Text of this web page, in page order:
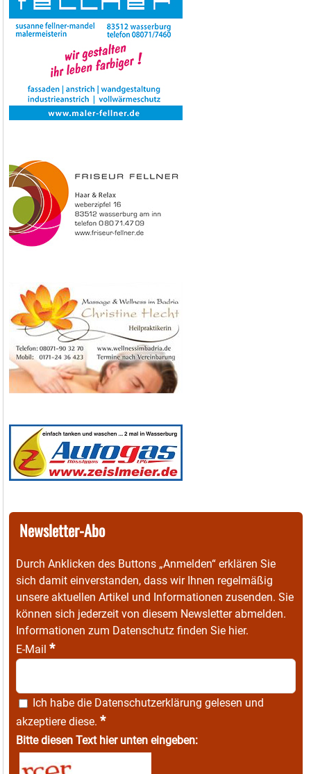
Newsletter-Abo
Durch Anklicken des Buttons „Anmelden“ erklären Sie
sich damit einverstanden, dass wir Ihnen regelmäßig
unsere aktuellen Artikel und Informationen zusenden. Sie
können sich jederzeit von diesem Newsletter abmelden.
Informationen zum Datenschutz finden Sie hier.
E-Mail *
Ich habe die Datenschutzerklärung gelesen und
akzeptiere diese. *
Bitte diesen Text hier unten eingeben: